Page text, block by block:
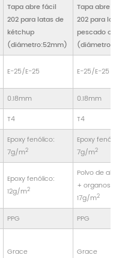
Tapa abre fácil
202 para latas de
kétchup
(diámetro:52mm)
Tapa abre
202 para
pescado o
E-25/E-25 E-25/E-25
0.18mm
0.18mm
T4 T4
Epoxy fenólico:
7g/m2
Epoxy
7g/m2
Epoxy fenólico:
12g/m2
Polvo de
+ organosol
17g/m2
PPG
PPG
Grace Grace